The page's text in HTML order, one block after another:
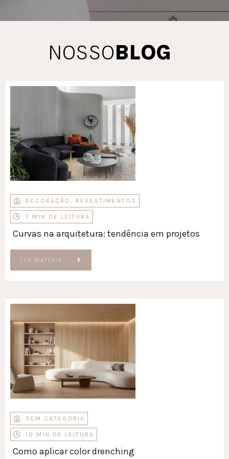
NOSSOBLOG
DECORAÇÃO , REVESTIMENTOS
7 MIN DE LEITURA
Curvas na arquitetura: tendência em projetos
LER MATÉRIA
SEM CATEGORIA
10 MIN DE LEITURA
Como aplicar color drenching